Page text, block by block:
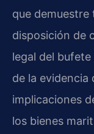
que
disposición de
legal del
de la evidencia
implicaciones
los bienes